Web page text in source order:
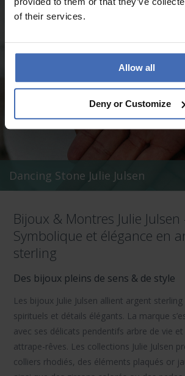
of their services.
Allow all
Deny or Customize
Dancing Stone Julie Julsen
Bijoux & Montres Julie Julsen
Symbolique et élégance en
sterling
Des bijoux pleins de sens & de style
Les bijoux Julie Julsen allient argent
spirituels et détails élégants. La marque
avec ses délicats pendentifs arbre de vie et
attrape-rêves. Les collections Julie Julsen
colliers rhodiés, des éléments plaqués or